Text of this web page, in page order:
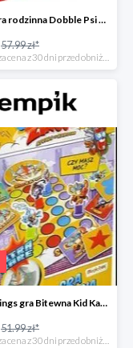
Rebel gra rodzinna Dobble Psi Patrol w Empiku Premium
57.99 zł*
Super Zings gra Bitewna Kid Kazom w super cenie w Empiku Premium
51.99 zł*
*najniższa cena z 30 dni przed obniżką